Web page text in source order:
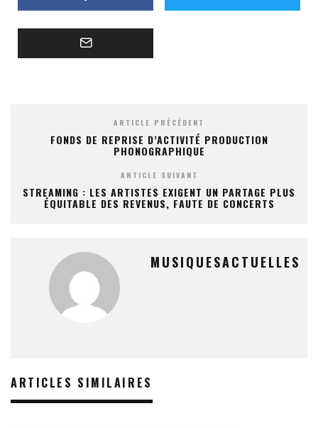
ARTICLE PRÉCÉDENT
FONDS DE REPRISE D’ACTIVITÉ PRODUCTION
PHONOGRAPHIQUE
ARTICLE SUIVANT
STREAMING : LES ARTISTES EXIGENT UN PARTAGE PLUS
ÉQUITABLE DES REVENUS, FAUTE DE CONCERTS
MUSIQUESACTUELLES
ARTICLES SIMILAIRES